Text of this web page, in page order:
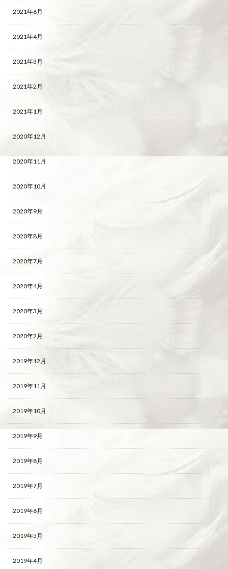
2021年6月
2021年4月
2021年3月
2021年2月
2021年1月
2020年12月
2020年11月
2020年10月
2020年9月
2020年8月
2020年7月
2020年4月
2020年3月
2020年2月
2019年12月
2019年11月
2019年10月
2019年9月
2019年8月
2019年7月
2019年6月
2019年5月
2019年4月